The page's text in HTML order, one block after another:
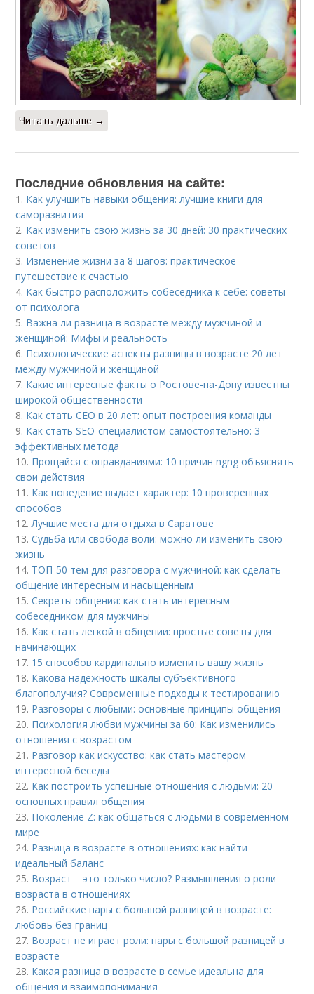
Читать дальше →
Последние обновления на сайте:
1. Как улучшить навыки общения: лучшие книги для
саморазвития
2. Как изменить свою жизнь за 30 дней: 30 практических
советов
3. Изменение жизни за 8 шагов: практическое
путешествие к счастью
4. Как быстро расположить собеседника к себе: советы
от психолога
5. Важна ли разница в возрасте между мужчиной и
женщиной: Мифы и реальность
6. Психологические аспекты разницы в возрасте 20 лет
между мужчиной и женщиной
7. Какие интересные факты о Ростове-на-Дону известны
широкой общественности
8. Как стать CEO в 20 лет: опыт построения команды
9. Как стать SEO-специалистом самостоятельно: 3
эффективных метода
10. Прощайся с оправданиями: 10 причин ngng объяснять
свои действия
11. Как поведение выдает характер: 10 проверенных
способов
12.Лучшие места для отдыха в Саратове
13.Судьба или свобода воли: можно ли изменить свою
жизнь
14. ТОП-50 тем для разговора с мужчиной: как сделать
общение интересным и насыщенным
15.Секреты общения: как стать интересным
собеседником для мужчины
16. Как стать легкой в общении: простые советы для
начинающих
17. 15 способов кардинально изменить вашу жизнь
18. Какова надежность шкалы субъективного
благополучия? Современные подходы к тестированию
19. Разговоры с любыми: основные принципы общения
20. Психология любви мужчины за 60: Как изменились
отношения с возрастом
21. Разговор как искусство: как стать мастером
интересной беседы
22. Как построить успешные отношения с людьми: 20
основных правил общения
23. Поколение Z: как общаться с людьми в современном
мире
24. Разница в возрасте в отношениях: как найти
идеальный баланс
25. Возраст – это только число? Размышления о роли
возраста в отношениях
26. Российские пары с большой разницей в возрасте:
любовь без границ
27. Возраст не играет роли: пары с большой разницей в
возрасте
28. Какая разница в возрасте в семье идеальна для
общения и взаимопонимания